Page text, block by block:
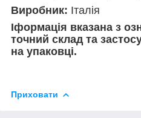
Виробник: Італія
Іформація вказана з
точний склад та
на упаковці.
Приховати